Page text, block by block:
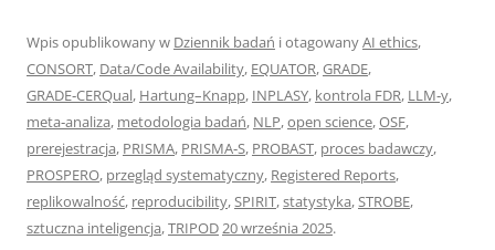
Wpis opublikowany w Dziennik badań i otagowanyAI ethics,
CONSORT, Data/Code Availability, EQUATOR,GRADE,
GRADE‑CERQual, Hartung–Knapp, INPLASY, kontrola FDR, LLM‑y,
meta‑analiza, metodologia badań, NLP,open science,OSF,
prerejestracja, PRISMA, PRISMA‑S, PROBAST, proces badawczy,
PROSPERO, przegląd systematyczny, Registered Reports,
replikowalność, reproducibility,SPIRIT,statystyka,STROBE,
sztuczna inteligencja,TRIPOD20 września 2025.